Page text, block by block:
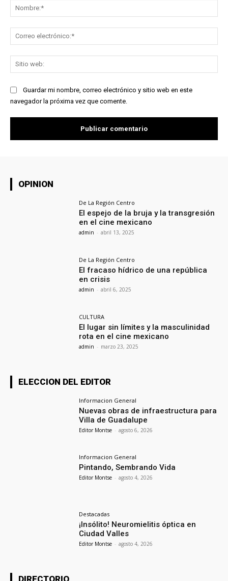
Guardar mi nombre, correo electrónico y sitio web en este
navegador la próxima vez que comente.
OPINION
De La Región Centro
El espejo de la bruja y la transgresión
en el cine mexicano
admin - abril 13, 2025
De La Región Centro
El fracaso hídrico de una república
en crisis
admin - abril 6, 2025
CULTURA
El lugar sin límites y la masculinidad
rota en el cine mexicano
admin - marzo 23, 2025
ELECCION DEL EDITOR
Informacion General
Nuevas obras de infraestructura para
Villa de Guadalupe
Editor Montse - agosto 6, 2026
Informacion General
Pintando, Sembrando Vida
Editor Montse - agosto 4, 2026
Destacadas
¡Insólito! Neuromielitis óptica en
Ciudad Valles
Editor Montse - agosto 4, 2026
DIRECTORIO